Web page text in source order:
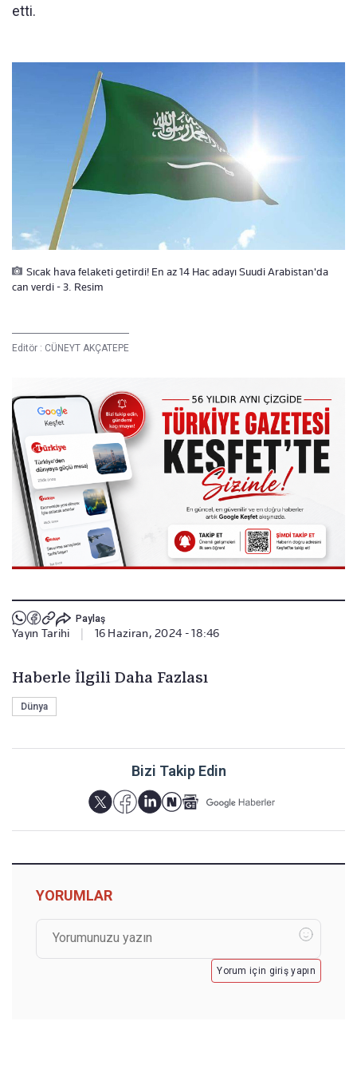
etti.
Sıcak hava felaketi getirdi! En az 14 Hac adayı Suudi Arabistan'da
can verdi - 3. Resim
Editör : CÜNEYT AKÇATEPE
Paylaş
Yayın Tarihi 16 Haziran, 2024 - 18:46
Haberle İlgili Daha Fazlası
Dünya
Bizi Takip Edin
YORUMLAR
Yorum için giriş yapın